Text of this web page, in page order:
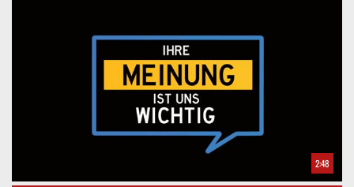
2:48